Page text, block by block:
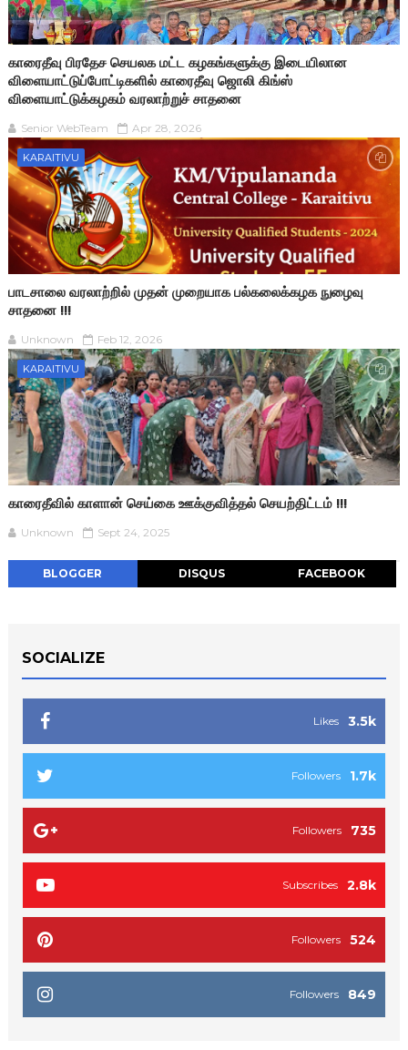
காரைதீவு பிரதேச செயலக மட்ட கழகங்களுக்கு இடையிலான
விளையாட்டுப்போட்டிகளில் காரைதீவு ஜொலி கிங்ஸ்
விளையாட்டுக்கழகம் வரலாற்றுச் சாதனை
Senior WebTeam Apr 28, 2026
KARAITIVU
பாடசாலை வரலாற்றில் முதன் முறையாக பல்கலைக்கழக நுழைவு
சாதனை !!!
Unknown Feb 12, 2026
KARAITIVU
காரைதீவில் காளான் செய்கை ஊக்குவித்தல் செயற்திட்டம் !!!
Unknown Sept 24, 2025
BLOGGER DISQUS FACEBOOK
SOCIALIZE
3.5k
Likes
1.7k
Followers
735
Followers
2.8k
Subscribes
524
Followers
849
Followers